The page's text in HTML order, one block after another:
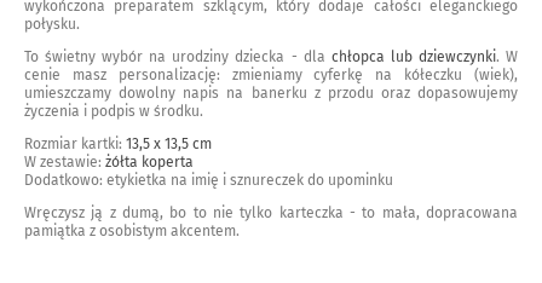
wykończona preparatem szklącym, który dodaje całości eleganckiego
połysku.
To świetny wybór na urodziny dziecka - dla chłopca lub dziewczynki. W
cenie masz personalizację: zmieniamy cyferkę na kółeczku (wiek),
umieszczamy dowolny napis na banerku z przodu oraz dopasowujemy
życzenia i podpis w środku.
Rozmiar kartki: 13,5 x 13,5 cm
W zestawie: żółta koperta
Dodatkowo: etykietka na imię i sznureczek do upominku
Wręczysz ją z dumą, bo to nie tylko karteczka - to mała, dopracowana
pamiątka z osobistym akcentem.